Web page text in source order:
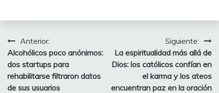
Navegación
de
entradas
Anterior:
Alcohólicos poco anónimos:
dos startups para
rehabilitarse filtraron datos
de sus usuarios
Siguiente:
La espiritualidad más allá de
Dios: los católicos confían en
el karma y los ateos
encuentran paz en la oración